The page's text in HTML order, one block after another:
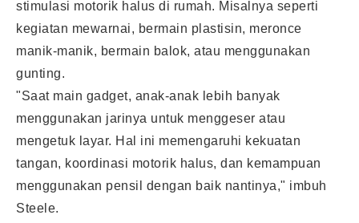
stimulasi motorik halus di rumah. Misalnya seperti
kegiatan mewarnai, bermain plastisin, meronce
manik-manik, bermain balok, atau menggunakan
gunting.
"Saat main gadget, anak-anak lebih banyak
menggunakan jarinya untuk menggeser atau
mengetuk layar. Hal ini memengaruhi kekuatan
tangan, koordinasi motorik halus, dan kemampuan
menggunakan pensil dengan baik nantinya," imbuh
Steele.